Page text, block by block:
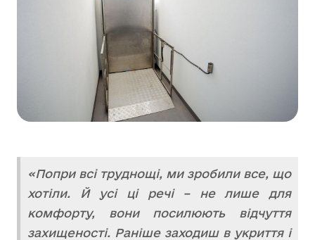
«Попри всі труднощі, ми зробили все, що
хотіли. Й усі ці речі – не лише для
комфорту, вони посилюють відчуття
захищеності. Раніше заходиш в укриття і